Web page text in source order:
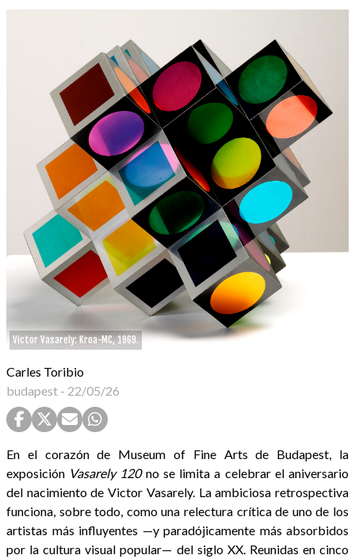
Victor Vasarely: Kroa-MC, 1969.
Carles Toribio
budapest - 22/05/26
En el corazón de Museum of Fine Arts de Budapest, la
exposición Vasarely 120no se limita a celebrar el aniversario
del nacimiento de Victor Vasarely. La ambiciosa retrospectiva
funciona, sobre todo, como una relectura crítica de uno de los
artistas más influyentes —y paradójicamente más absorbidos
por la cultura visual popular— del siglo XX. Reunidas en cinco